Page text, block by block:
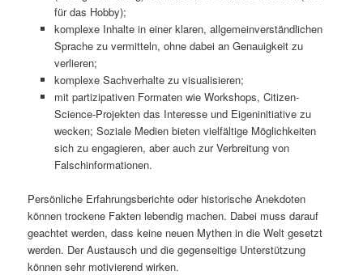
für das Hobby);
komplexe Inhalte in einer klaren, allgemeinverständlichen
Sprache zu vermitteln, ohne dabei an Genauigkeit zu
verlieren;
komplexe Sachverhalte zu visualisieren;
mit partizipativen Formaten wie Workshops, Citizen-
Science-Projekten das Interesse und Eigeninitiative zu
wecken; Soziale Medien bieten vielfältige Möglichkeiten
sich zu engagieren, aber auch zur Verbreitung von
Falschinformationen.
Persönliche Erfahrungsberichte oder historische Anekdoten
können trockene Fakten lebendig machen. Dabei muss darauf
geachtet werden, dass keine neuen Mythen in die Welt gesetzt
werden. Der Austausch und die gegenseitige Unterstützung
können sehr motivierend wirken.